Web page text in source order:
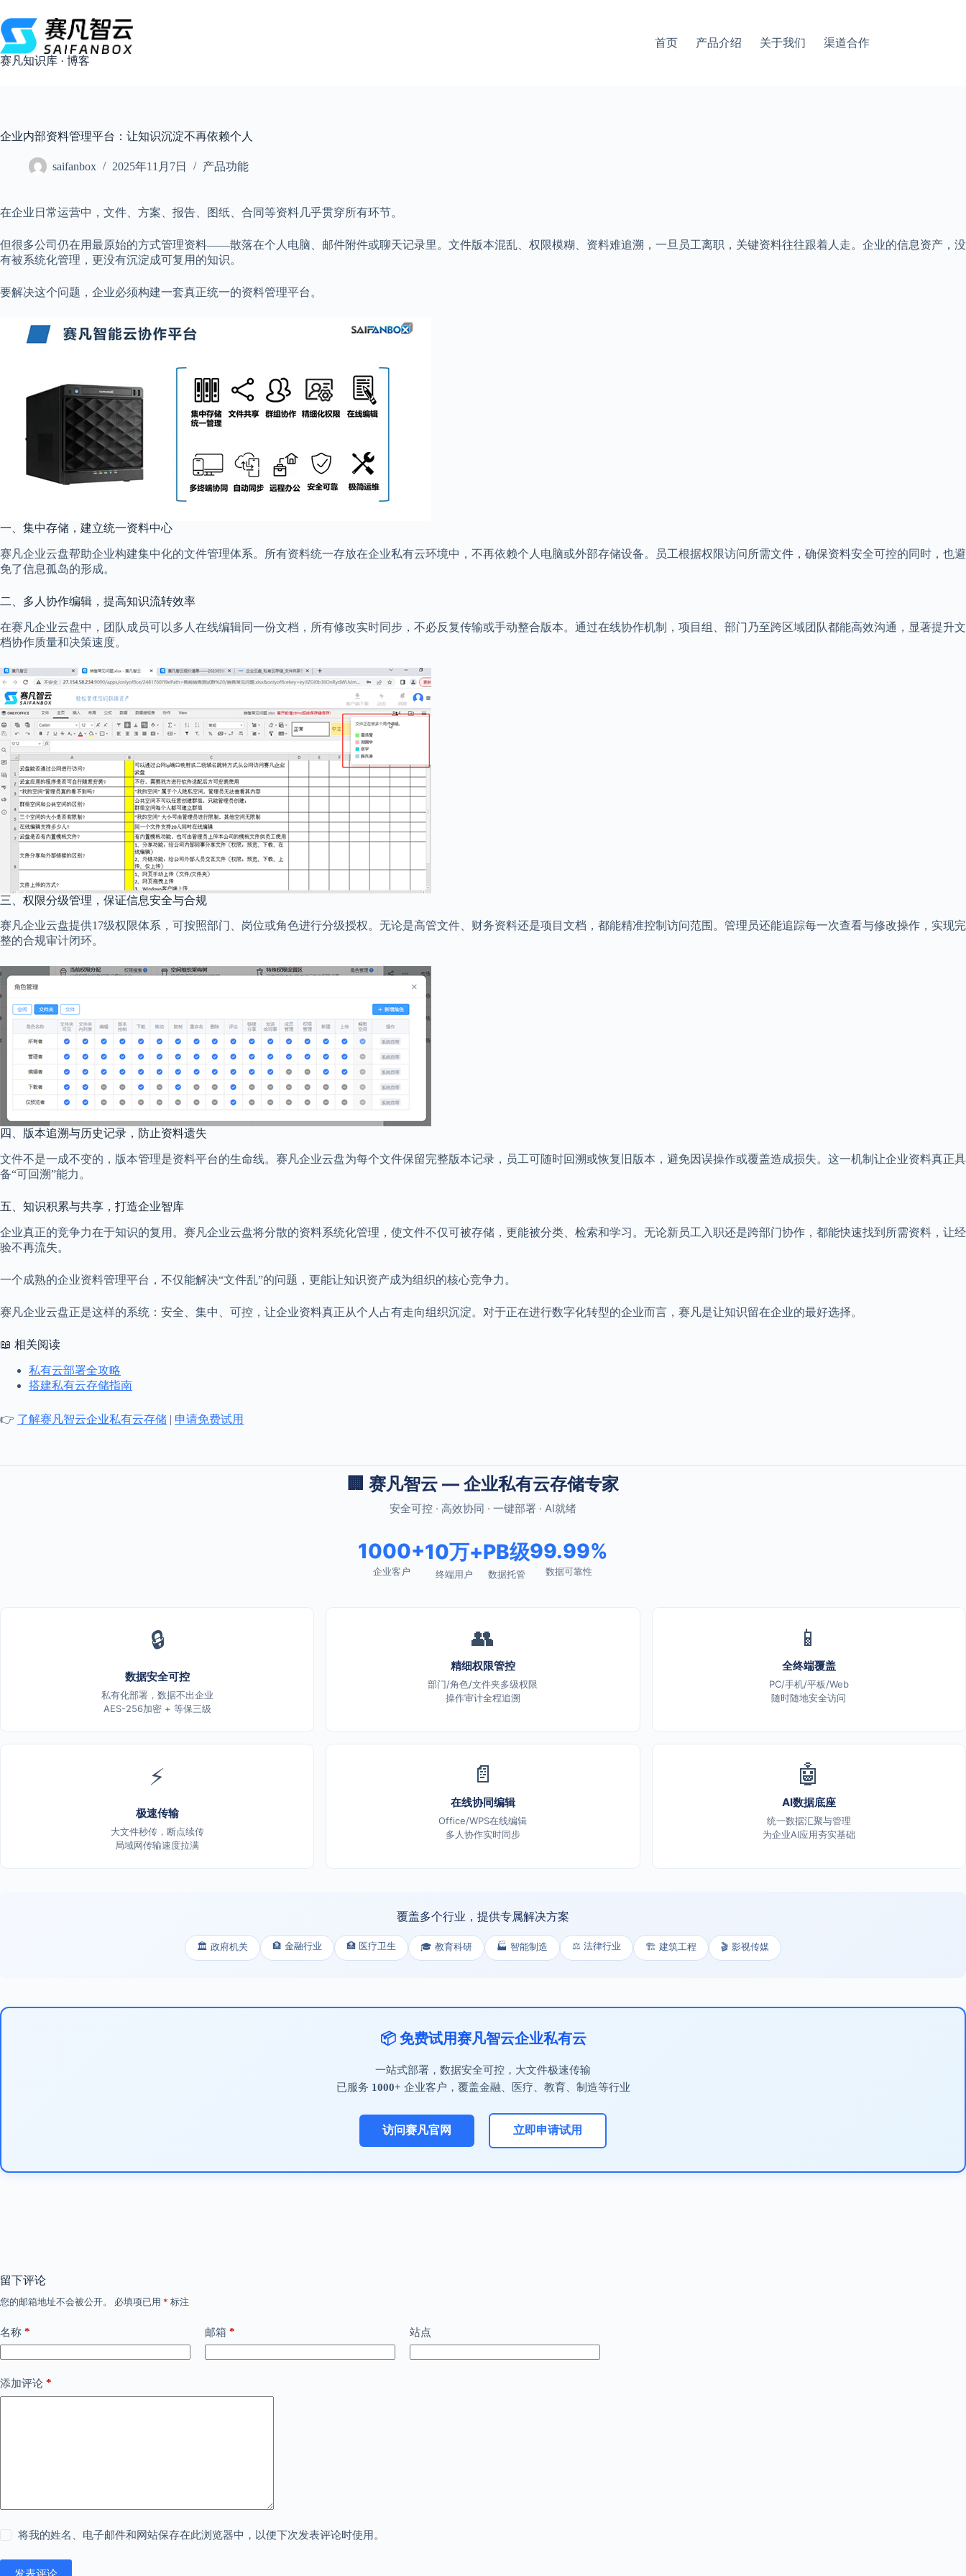
过
内
容
赛凡知识库 · 博客
首页 产品介绍 关于我们 渠道合作
企业内部资料管理平台：让知识沉淀不再依赖个人
saifanbox 2025年11月7日 产品功能
在企业日常运营中，文件、方案、报告、图纸、合同等资料几乎贯穿所有环节。
但很多公司仍在用最原始的方式管理资料——散落在个人电脑、邮件附件或聊天记录里。文件版本混乱、权限模糊、资料难追溯，一旦员工离职，关键资料往往跟着人走。企业的信息资产，没
有被系统化管理，更没有沉淀成可复用的知识。
要解决这个问题，企业必须构建一套真正统一的资料管理平台。
一、集中存储，建立统一资料中心
赛凡企业云盘帮助企业构建集中化的文件管理体系。所有资料统一存放在企业私有云环境中，不再依赖个人电脑或外部存储设备。员工根据权限访问所需文件，确保资料安全可控的同时，也避
免了信息孤岛的形成。
二、多人协作编辑，提高知识流转效率
在赛凡企业云盘中，团队成员可以多人在线编辑同一份文档，所有修改实时同步，不必反复传输或手动整合版本。通过在线协作机制，项目组、部门乃至跨区域团队都能高效沟通，显著提升文
档协作质量和决策速度。
三、权限分级管理，保证信息安全与合规
赛凡企业云盘提供17级权限体系，可按照部门、岗位或角色进行分级授权。无论是高管文件、财务资料还是项目文档，都能精准控制访问范围。管理员还能追踪每一次查看与修改操作，实现完
整的合规审计闭环。
四、版本追溯与历史记录，防止资料遗失
文件不是一成不变的，版本管理是资料平台的生命线。赛凡企业云盘为每个文件保留完整版本记录，员工可随时回溯或恢复旧版本，避免因误操作或覆盖造成损失。这一机制让企业资料真正具
备“可回溯”能力。
五、知识积累与共享，打造企业智库
企业真正的竞争力在于知识的复用。赛凡企业云盘将分散的资料系统化管理，使文件不仅可被存储，更能被分类、检索和学习。无论新员工入职还是跨部门协作，都能快速找到所需资料，让经
验不再流失。
一个成熟的企业资料管理平台，不仅能解决“文件乱”的问题，更能让知识资产成为组织的核心竞争力。
赛凡企业云盘正是这样的系统：安全、集中、可控，让企业资料真正从个人占有走向组织沉淀。对于正在进行数字化转型的企业而言，赛凡是让知识留在企业的最好选择。
📖 相关阅读
私有云部署全攻略
搭建私有云存储指南
👉 了解赛凡智云企业私有云存储 | 申请免费试用
🏢 赛凡智云 — 企业私有云存储专家
安全可控 · 高效协同 · 一键部署 · AI就绪
1000+
企业客户
10万+
终端用户
PB级
数据托管
99.99%
数据可靠性
🔒
数据安全可控
私有化部署，数据不出企业
AES-256加密 + 等保三级
👥
精细权限管控
部门/角色/文件夹多级权限
操作审计全程追溯
📱
全终端覆盖
PC/手机/平板/Web
随时随地安全访问
⚡
极速传输
大文件秒传，断点续传
局域网传输速度拉满
📄
在线协同编辑
Office/WPS在线编辑
多人协作实时同步
🤖
AI数据底座
统一数据汇聚与管理
为企业AI应用夯实基础
覆盖多个行业，提供专属解决方案
🏛️ 政府机关 🏦 金融行业 🏥 医疗卫生 🎓 教育科研 🏭 智能制造 ⚖️ 法律行业 🏗️ 建筑工程 🎬 影视传媒
📦 免费试用赛凡智云企业私有云
一站式部署，数据安全可控，大文件极速传输
已服务 1000+ 企业客户，覆盖金融、医疗、教育、制造等行业
访问赛凡官网 立即申请试用
留下评论
您的邮箱地址不会被公开。 必填项已用 * 标注
名称 * 邮箱 * 站点
添加评论 *
将我的姓名、电子邮件和网站保存在此浏览器中，以便下次发表评论时使用。